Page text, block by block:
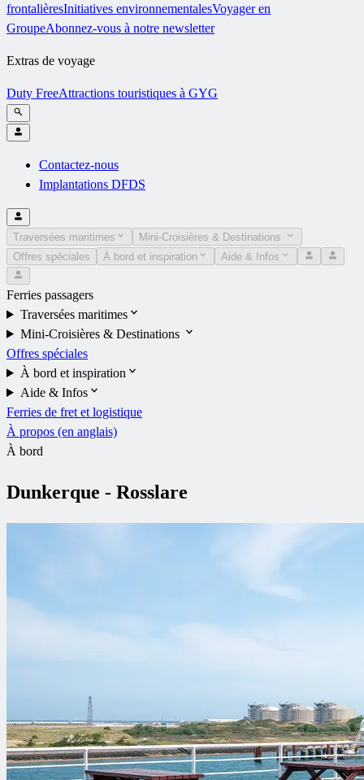
frontalièresInitiatives environnementalesVoyager en
GroupeAbonnez-vous à notre newsletter
Extras de voyage
Duty FreeAttractions touristiques à GYG
Contactez-nous
Implantations DFDS
Traversées maritimes
Mini-Croisières & Destinations
Offres spéciales
À bord et inspiration Aide & Infos
Ferries passagers
Traversées maritimes
Mini-Croisières & Destinations
Offres spéciales
À bord et inspiration
Aide & Infos
Ferries de fret et logistique
À propos (en anglais)
À bord
Dunkerque - Rosslare